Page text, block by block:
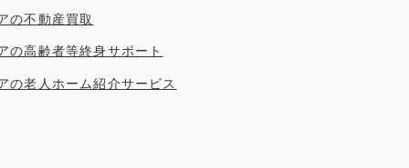
の不動産買取
の高齢者等終身サポート
の老人ホーム紹介サービス